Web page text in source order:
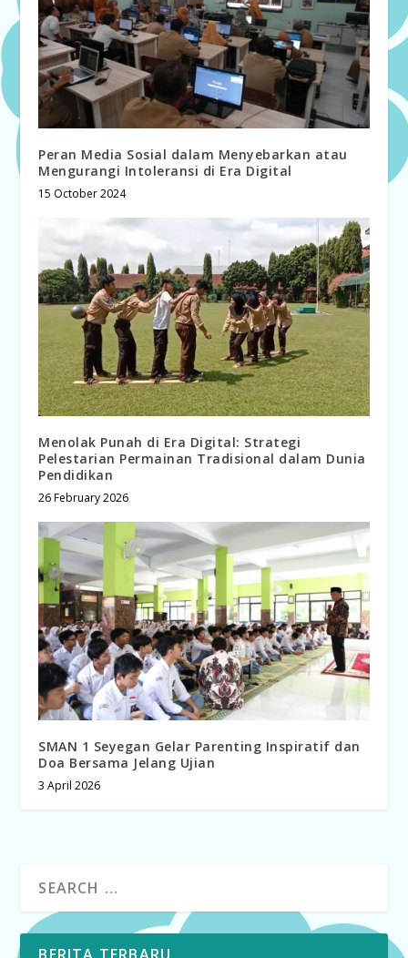
Peran Media Sosial dalam Menyebarkan atau
Mengurangi Intoleransi di Era Digital
15 October 2024
Menolak Punah di Era Digital: Strategi
Pelestarian Permainan Tradisional dalam Dunia
Pendidikan
26 February 2026
SMAN 1 Seyegan Gelar Parenting Inspiratif dan
Doa Bersama Jelang Ujian
3 April 2026